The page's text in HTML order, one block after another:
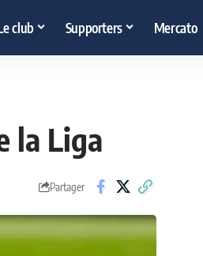
club Supporters Mercato
la Liga
Partager